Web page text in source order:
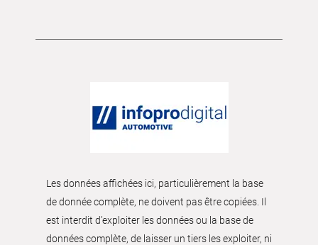
Les données affichées ici, particulièrement la base
de donnée complète, ne doivent pas être copiées. Il
est interdit d’exploiter les données ou la base de
données complète, de laisser un tiers les exploiter, ni